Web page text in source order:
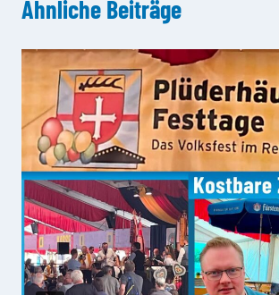
Ähnliche Beiträge